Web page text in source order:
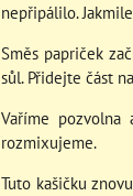
nepřipálilo.
Směs papriček
sůl. Přidejte část
Vaříme
rozmixujeme.
Tuto kašičku